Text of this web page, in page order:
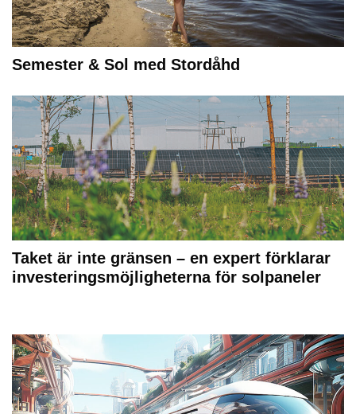
Semester & Sol med Stordåhd
Taket är inte gränsen – en expert förklarar
investeringsmöjligheterna för solpaneler